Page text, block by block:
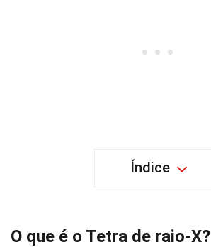
Índice
O que é o Tetra de raio-X?